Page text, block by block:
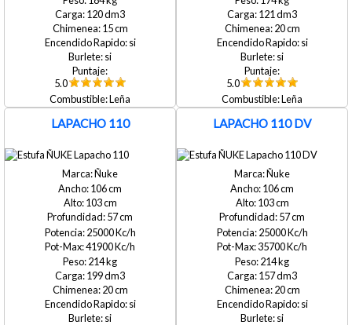
120
15
si
si
5.0
Leña
121
20
si
si
5.0
Leña
LAPACHO 110
Ñuke
106
103
57
25000
41900
214
199
20
si
si
LAPACHO 110 DV
Ñuke
106
103
57
25000
35700
214
157
20
si
si